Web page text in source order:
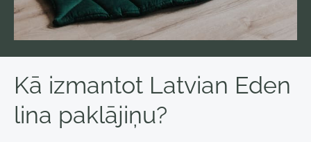
Kā izmantot Latvian Eden
lina paklājiņu?